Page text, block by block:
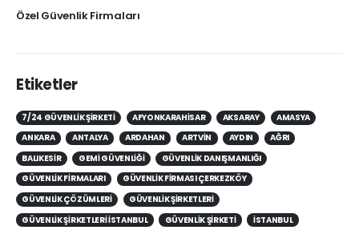
Özel Güvenlik Firmaları
Etiketler
7/24 GÜVENLIK ŞIRKETI AFYONKARAHISAR AKSARAY
AMASYA
ANKARA
ANTALYA ARDAHAN ARTVIN AYDIN
AĞRI
BALIKESIR
GEMI GÜVENLIĞI
GÜVENLIK DANIŞMANLIĞI
GÜVENLIK FIRMALARI
GÜVENLIK FIRMASI ÇERKEZKÖY
GÜVENLIK ÇÖZÜMLERI
GÜVENLIK ŞIRKETLERI
GÜVENLIK ŞIRKETLERI İSTANBUL
GÜVENLIK ŞIRKETI
ISTANBUL